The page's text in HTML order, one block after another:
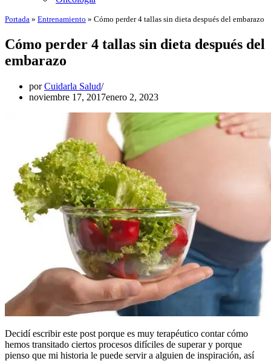
Portada » Entrenamiento » Cómo perder 4 tallas sin dieta después del embarazo
Cómo perder 4 tallas sin dieta después del
embarazo
porCuidarla Salud
noviembre 17, 2017enero 2, 2023
Decidí escribir este post porque es muy terapéutico contar cómo
hemos transitado ciertos procesos difíciles de superar y porque
pienso que mi historia le puede servir a alguien de inspiración, así